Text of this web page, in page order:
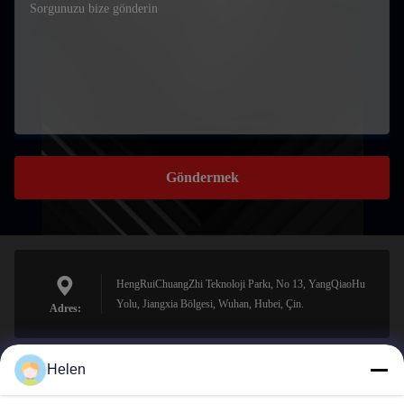
Göndermek
Adres:
HengRuiChuangZhi Teknoloji Parkı, No 13, YangQiaoHu
Yolu, Jiangxia Bölgesi, Wuhan, Hubei, Çin.
sales@perfectlaser.net
Helen